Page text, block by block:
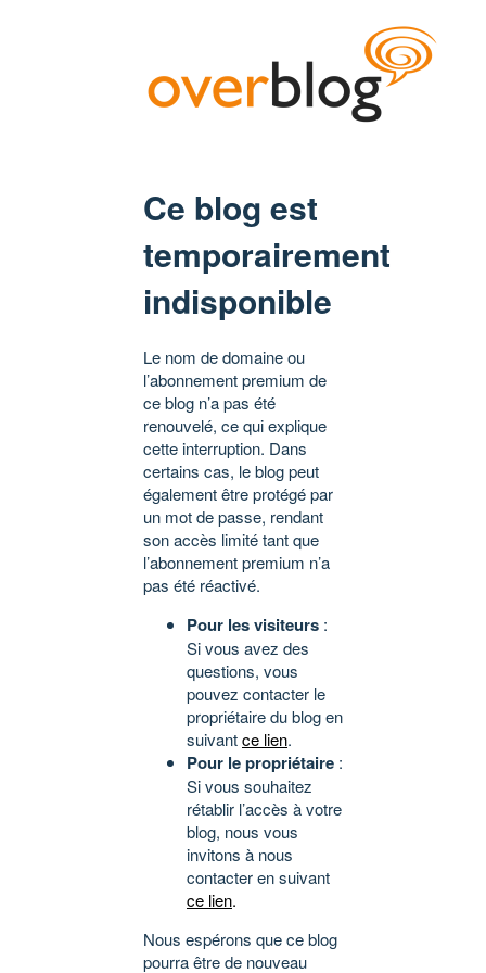
Ce blog est
temporairement
indisponible
Le nom de domaine ou
l’abonnement premium de
ce blog n’a pas été
renouvelé, ce qui explique
cette interruption. Dans
certains cas, le blog peut
également être protégé par
un mot de passe, rendant
son accès limité tant que
l’abonnement premium n’a
pas été réactivé.
Pour les visiteurs :
Si vous avez des
questions, vous
pouvez contacter le
propriétaire du blog en
suivantce lien.
Pour le propriétaire :
Si vous souhaitez
rétablir l’accès à votre
blog, nous vous
invitons à nous
contacter en suivant
ce lien.
Nous espérons que ce blog
pourra être de nouveau